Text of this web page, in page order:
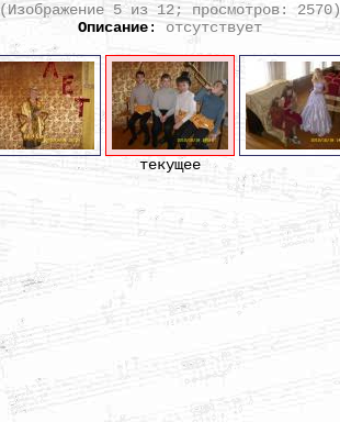
(Изображение 5 из 12; просмотров: 2570)
Описание: отсутствует
текущее